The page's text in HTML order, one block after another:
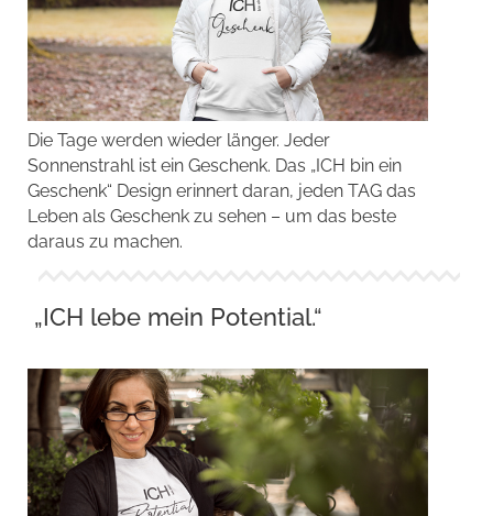
Die Tage werden wieder länger. Jeder
Sonnenstrahl ist ein Geschenk. Das „ICH bin ein
Geschenk“ Design erinnert daran, jeden TAG das
Leben als Geschenk zu sehen – um das beste
daraus zu machen.
„ICH lebe mein Potential.“